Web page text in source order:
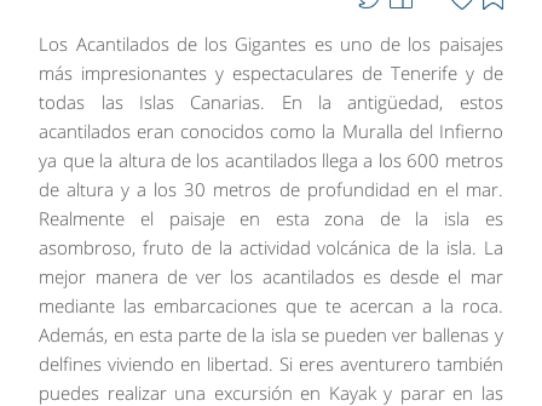
Los Acantilados de los Gigantes es uno de los paisajes
más impresionantes y espectaculares de Tenerife y de
todas las Islas Canarias. En la antigüedad, estos
acantilados eran conocidos como la Muralla del Infierno
ya que la altura de los acantilados llega a los 600 metros
de altura y a los 30 metros de profundidad en el mar.
Realmente el paisaje en esta zona de la isla es
asombroso, fruto de la actividad volcánica de la isla. La
mejor manera de ver los acantilados es desde el mar
mediante las embarcaciones que te acercan a la roca.
Además, en esta parte de la isla se pueden ver ballenas y
delfines viviendo en libertad. Si eres aventurero también
puedes realizar una excursión en Kayak y parar en las